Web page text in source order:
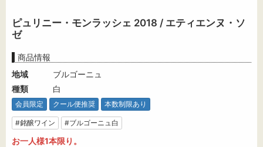
ピュリニー・モンラッシェ 2018 / エティエンヌ・ソ
ゼ
商品情報
地域
ブルゴーニュ
種類
白
会員限定 クール便推奨 本数制限あり
#銘醸ワイン #ブルゴーニュ白
お一人様1本限り。